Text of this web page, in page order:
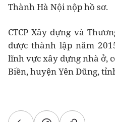
Thành Hà Nội nộp hồ sơ.
CTCP Xây dựng và
được thành lập năm
lĩnh vực xây dựng nhà ở,
Biền, huyện Yên Dũng,